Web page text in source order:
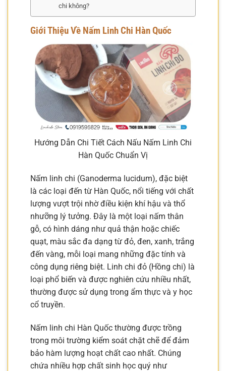
chi không?
Giới Thiệu Về Nấm Linh Chi Hàn Quốc
Hướng Dẫn Chi Tiết Cách Nấu Nấm Linh Chi
Hàn Quốc Chuẩn Vị
Nấm linh chi (Ganoderma lucidum), đặc biệt
là các loại đến từ Hàn Quốc, nổi tiếng với chất
lượng vượt trội nhờ điều kiện khí hậu và thổ
nhưỡng lý tưởng. Đây là một loại nấm thân
gỗ, có hình dáng như quả thận hoặc chiếc
quạt, màu sắc đa dạng từ đỏ, đen, xanh, trắng
đến vàng, mỗi loại mang những đặc tính và
công dụng riêng biệt. Linh chi đỏ (Hồng chi) là
loại phổ biến và được nghiên cứu nhiều nhất,
thường được sử dụng trong ẩm thực và y học
cổ truyền.
Nấm linh chi Hàn Quốc thường được trồng
trong môi trường kiểm soát chặt chẽ để đảm
bảo hàm lượng hoạt chất cao nhất. Chúng
chứa nhiều hợp chất sinh học quý như